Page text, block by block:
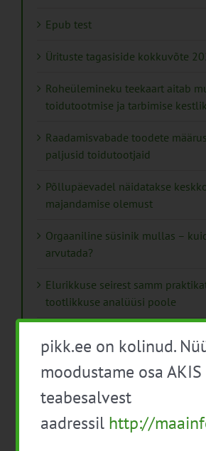
Epub test
Ürituste tagasiside kokkuvõte
Roheülemineku teekaart aitab
toidutootmise ja tarbimise
Raadamisvabade toodete
paljusid toidutootjaid
Põllupäevadel näidatakse
majandamise olemust
Orgaaniline süsinik mullas –
arvutada?
Elurikkuse seirest samm
tootlikkuse analüüsi poole
Arhiiv
pikk.ee on kolinud.
moodustame osa AKIS
teabesalvest
aadressil http://